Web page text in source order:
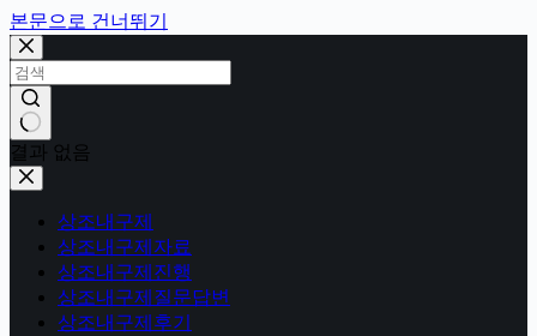
본문으로 건너뛰기
결과 없음
상조내구제
상조내구제자료
상조내구제진행
상조내구제질문답변
상조내구제후기